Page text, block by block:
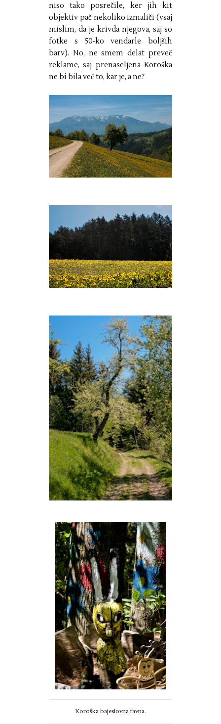
niso tako posrečile, ker jih kit
objektiv pač nekoliko izmaliči (vsaj
mislim, da je krivda njegova, saj so
fotke s 50-ko vendarle boljših
barv). No, ne smem delat preveč
reklame, saj prenaseljena Koroška
ne bi bila več to, kar je, a ne?
Koroška bajeslovna favna.